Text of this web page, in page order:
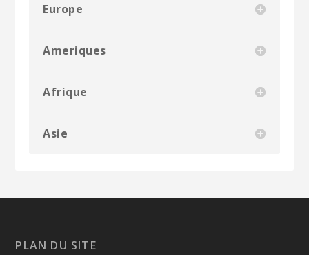
Europe
Ameriques
Afrique
Asie
PLAN DU SITE